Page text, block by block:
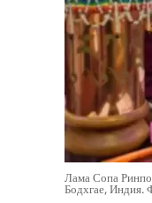
Лама Сопа
Бодхгае, Индия.